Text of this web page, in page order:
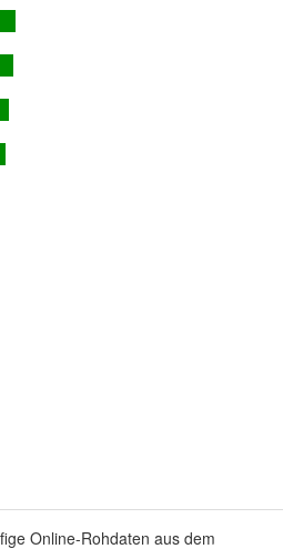
Online-Rohdaten aus dem